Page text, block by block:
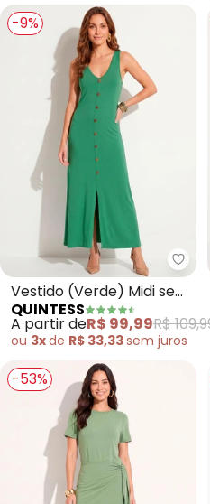
-9%
Vestido (Verde) Midi sem
Mangas com Botões
QUINTESS
A partir deR$ 99,99R$
ou 3xde R$ 33,33sem juros
-53%